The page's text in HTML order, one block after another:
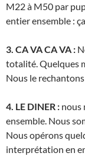
M22 à M50 par
entier ensemble :
3. CA VA CA VA :
totalité. Quelques
Nous le
4. LE DINER : nous
ensemble. Nous
Nous opérons
interprétation en